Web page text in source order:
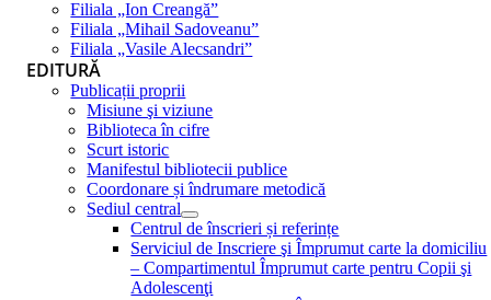
Filiala „Ion Creangă”
Filiala „Mihail Sadoveanu”
Filiala „Vasile Alecsandri”
EDITURĂ
Publicații proprii
Misiune şi viziune
Biblioteca în cifre
Scurt istoric
Manifestul bibliotecii publice
Coordonare și îndrumare metodică
Sediul central
Centrul de înscrieri și referințe
Serviciul de Inscriere şi Împrumut carte la domiciliu
– Compartimentul Împrumut carte pentru Copii şi
Adolescenţi